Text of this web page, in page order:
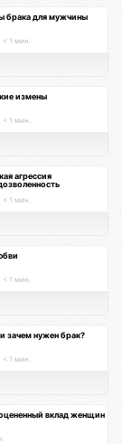
брака для мужчины
< 1 мин.
измены
< 1 мин.
агрессия
< 1 мин.
< 1 мин.
зачем нужен брак?
< 1 мин.
вклад женщин